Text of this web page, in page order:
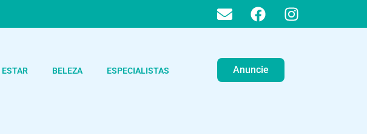
ESTAR BELEZA ESPECIALISTAS Anuncie